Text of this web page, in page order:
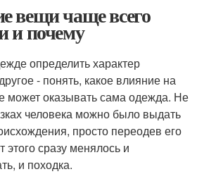
вещи чаще всего
и почему
определить характер
- понять, какое влияние на
может оказывать сама одежда. Не
человека можно было выдать
просто переодев его
сразу менялось и
и походка.